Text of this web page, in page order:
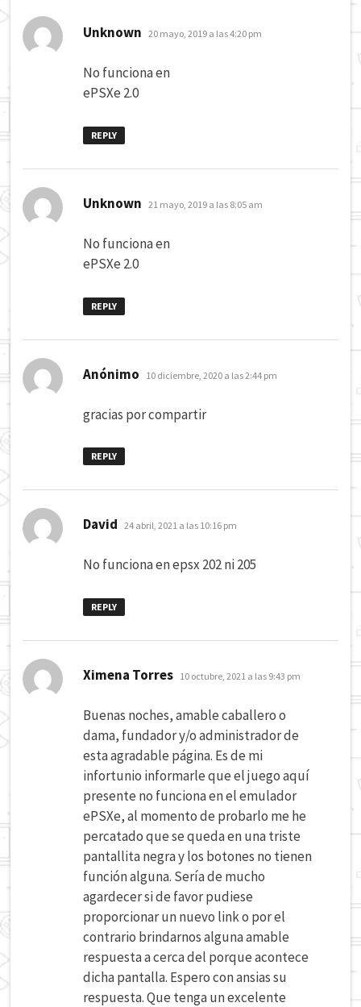
Unknown dice:
20 mayo, 2019 a las 4:20 pm
No funciona en
ePSXe 2.0
REPLY
Unknown dice:
21 mayo, 2019 a las 8:05 am
No funciona en
ePSXe 2.0
REPLY
Anónimo dice:
10 diciembre, 2020 a las 2:44 pm
gracias por compartir
REPLY
David dice:
24 abril, 2021 a las 10:16 pm
No funciona en epsx 202 ni 205
REPLY
Ximena Torres dice:
10 octubre, 2021 a las 9:43 pm
Buenas noches, amable caballero o
dama, fundador y/o administrador de
esta agradable página. Es de mi
infortunio informarle que el juego aquí
presente no funciona en el emulador
ePSXe, al momento de probarlo me he
percatado que se queda en una triste
pantallita negra y los botones no tienen
función alguna. Sería de mucho
agardecer si de favor pudiese
proporcionar un nuevo link o por el
contrario brindarnos alguna amable
respuesta a cerca del porque acontece
dicha pantalla. Espero con ansias su
respuesta. Que tenga un excelente